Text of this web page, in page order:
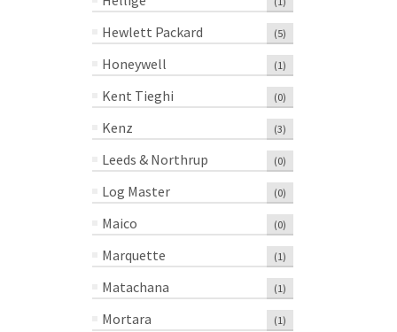
original
$191.42.
actual
$163.65.
MXN
Hewlett Packard (5)
Honeywell (1)
Kent Tieghi (0)
Kenz (3)
Leeds & Northrup (0)
Log Master (0)
Maico (0)
Marquette (1)
Matachana (1)
Mortara (1)